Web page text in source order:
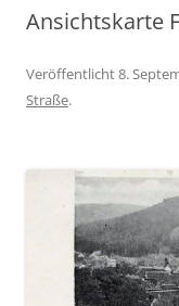
Ansichtskarte
Veröffentlicht8.
Straße.